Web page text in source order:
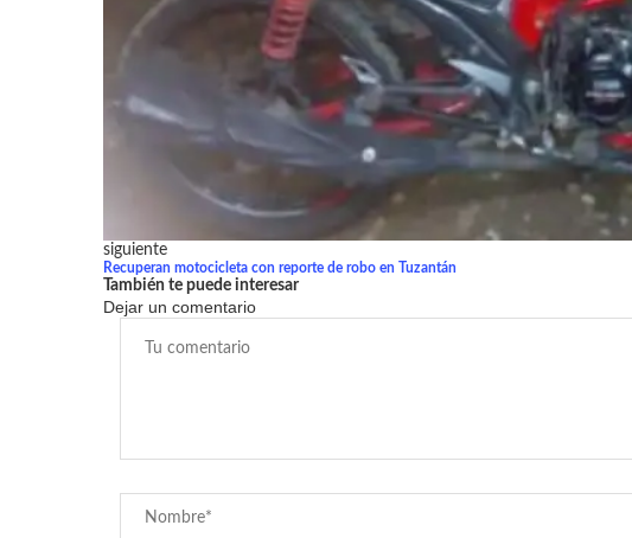
siguiente
Recuperan motocicleta con reporte de robo en Tuzantán
También te puede interesar
Dejar un comentario